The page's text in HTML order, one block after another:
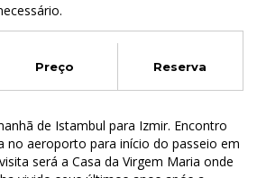
Preço Reserva
de Istambul para Izmir. Encontro
no aeroporto para início do passeio em
será a Casa da Virgem Maria onde